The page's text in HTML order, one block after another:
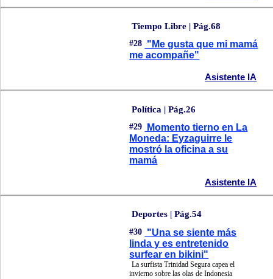
Tiempo Libre | Pág.68
#28 "Me gusta que mi mamá
me acompañe"
Asistente IA
Política | Pág.26
#29
Momento tierno en La
Moneda: Eyzaguirre le
mostró la oficina a su
mamá
Asistente IA
Deportes | Pág.54
#30 "Una se siente más
linda y es entretenido
surfear en bikini"
La surfista Trinidad Segura capea el
invierno sobre las olas de Indonesia